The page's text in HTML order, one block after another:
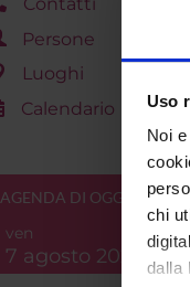
Uso
Noi e
chi
dalla
Persone
Luoghi
Calendario
AGENDA DI OGGI
ven
7 agosto 2026